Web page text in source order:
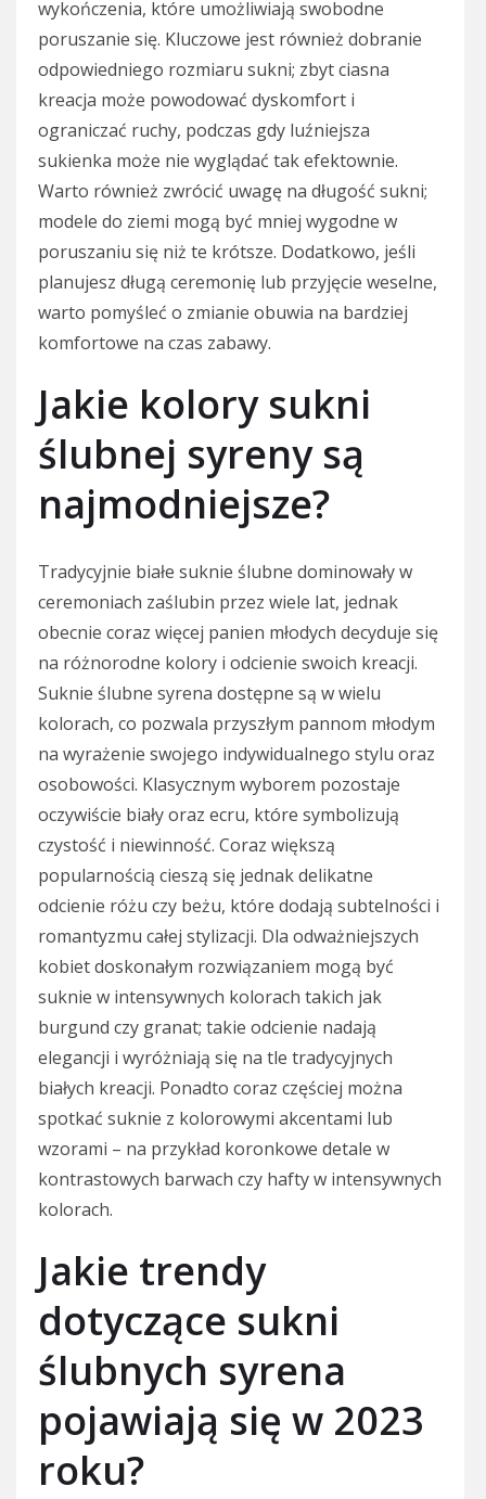
wykończenia, które umożliwiają swobodne
poruszanie się. Kluczowe jest również dobranie
odpowiedniego rozmiaru sukni; zbyt ciasna
kreacja może powodować dyskomfort i
ograniczać ruchy, podczas gdy luźniejsza
sukienka może nie wyglądać tak efektownie.
Warto również zwrócić uwagę na długość sukni;
modele do ziemi mogą być mniej wygodne w
poruszaniu się niż te krótsze. Dodatkowo, jeśli
planujesz długą ceremonię lub przyjęcie weselne,
warto pomyśleć o zmianie obuwia na bardziej
komfortowe na czas zabawy.
Jakie kolory sukni
ślubnej syreny są
najmodniejsze?
Tradycyjnie białe suknie ślubne dominowały w
ceremoniach zaślubin przez wiele lat, jednak
obecnie coraz więcej panien młodych decyduje się
na różnorodne kolory i odcienie swoich kreacji.
Suknie ślubne syrena dostępne są w wielu
kolorach, co pozwala przyszłym pannom młodym
na wyrażenie swojego indywidualnego stylu oraz
osobowości. Klasycznym wyborem pozostaje
oczywiście biały oraz ecru, które symbolizują
czystość i niewinność. Coraz większą
popularnością cieszą się jednak delikatne
odcienie różu czy beżu, które dodają subtelności i
romantyzmu całej stylizacji. Dla odważniejszych
kobiet doskonałym rozwiązaniem mogą być
suknie w intensywnych kolorach takich jak
burgund czy granat; takie odcienie nadają
elegancji i wyróżniają się na tle tradycyjnych
białych kreacji. Ponadto coraz częściej można
spotkać suknie z kolorowymi akcentami lub
wzorami – na przykład koronkowe detale w
kontrastowych barwach czy hafty w intensywnych
kolorach.
Jakie trendy
dotyczące sukni
ślubnych syrena
pojawiają się w 2023
roku?